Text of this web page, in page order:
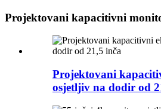
Projektovani kapacitivni
Projektovani
osjetljiv na dodir od